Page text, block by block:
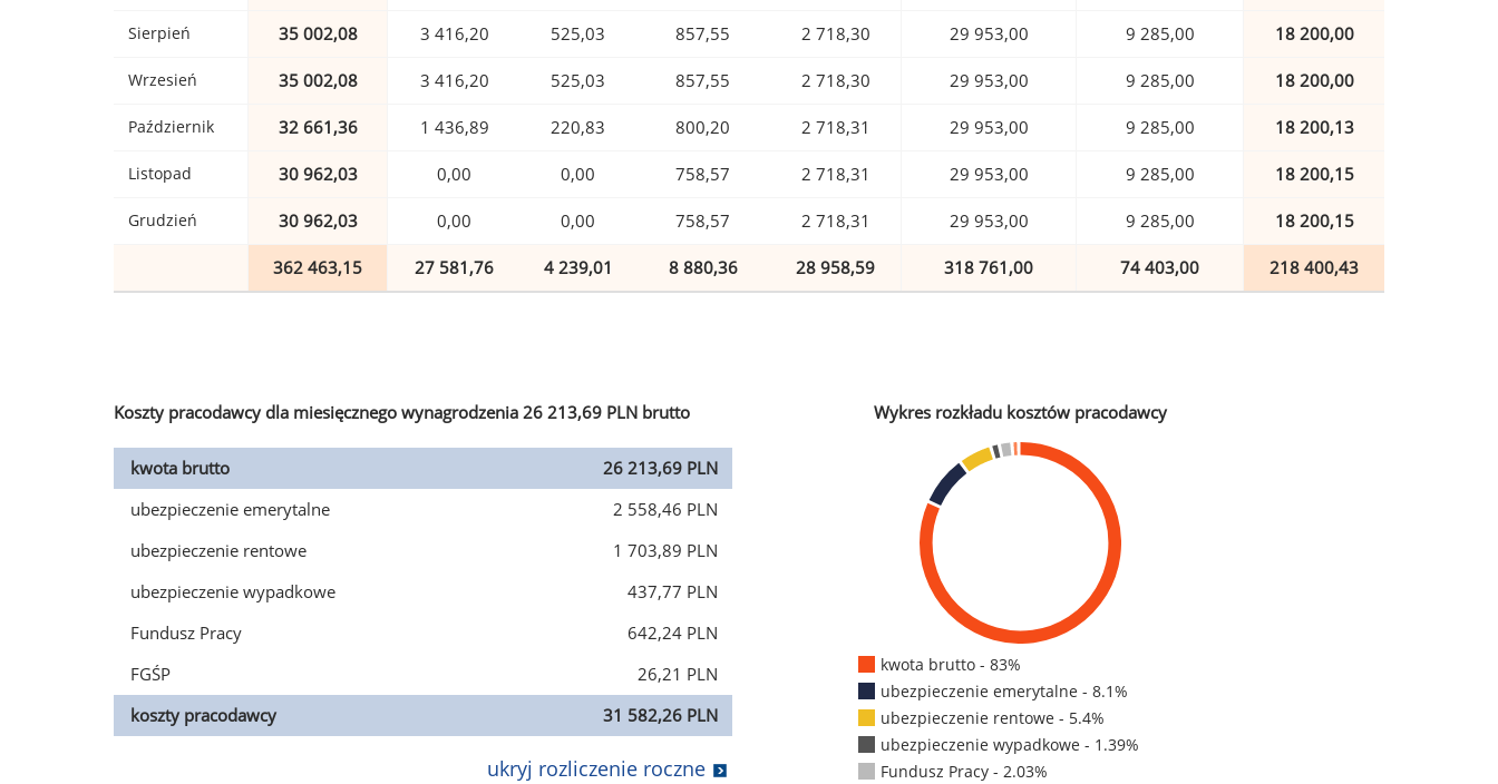
Sierpień 35 002,08 3 416,20 525,03 857,55 2 718,30 29 953,00 9 285,00 18 200,00
Wrzesień 35 002,08 3 416,20 525,03 857,55 2 718,30 29 953,00 9 285,00 18 200,00
Październik 32 661,36 1 436,89 220,83 800,20 2 718,31 29 953,00 9 285,00 18 200,13
Listopad 30 962,03 0,00 0,00 758,57 2 718,31 29 953,00 9 285,00 18 200,15
Grudzień 30 962,03 0,00 0,00 758,57 2 718,31 29 953,00 9 285,00 18 200,15
362 463,15 27 581,76 4 239,01 8 880,36 28 958,59 318 761,00 74 403,00 218 400,43
Koszty pracodawcy dla miesięcznego wynagrodzenia 26 213,69 PLN brutto
kwota brutto
26 213,69 PLN
ubezpieczenie emerytalne
2 558,46 PLN
ubezpieczenie rentowe
1 703,89 PLN
ubezpieczenie wypadkowe
437,77 PLN
Fundusz Pracy
642,24 PLN
FGŚP
26,21 PLN
koszty pracodawcy
31 582,26 PLN
ukryj rozliczenie roczne
Wykres rozkładu kosztów pracodawcy
kwota brutto - 83%
ubezpieczenie emerytalne - 8.1%
ubezpieczenie rentowe - 5.4%
ubezpieczenie wypadkowe - 1.39%
Fundusz Pracy - 2.03%